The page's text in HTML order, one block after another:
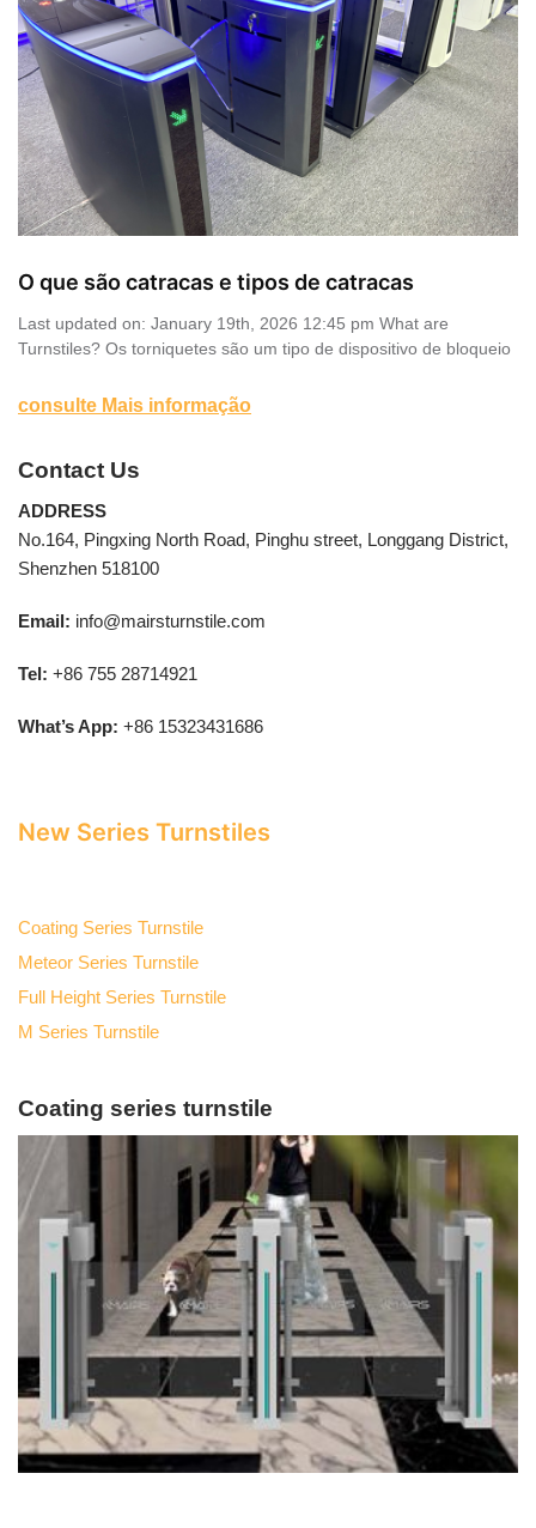
O que são catracas e tipos de catracas
Last updated on: January 19th, 2026 12:45 pm What are
Turnstiles? Os torniquetes são um tipo de dispositivo de bloqueio
consulte Mais informação
Contact Us
ADDRESS
No.164, Pingxing North Road, Pinghu street, Longgang District,
Shenzhen 518100
Email: info@mairsturnstile.com
Tel: +86 755 28714921
What’s App: +86 15323431686
New Series Turnstiles
Coating Series Turnstile
Meteor Series Turnstile
Full Height Series Turnstile
M Series Turnstile
Coating series turnstile